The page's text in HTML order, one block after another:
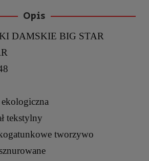
Opis
DAMSKIE BIG STAR
tekstylny
tworzywo